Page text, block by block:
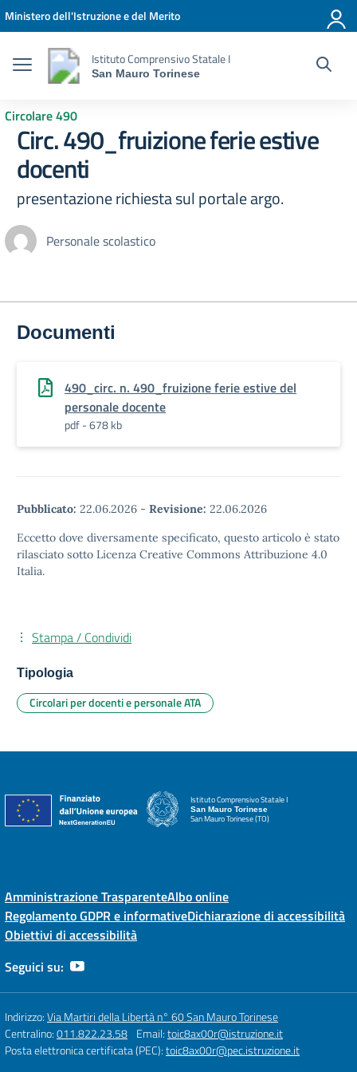
Vai ai contenuti
Vai al menu di navigazione
Vai al footer
Ministero dell'Istruzione e del Merito
Istituto Comprensivo Statale I
San Mauro Torinese
Circolare 490
Circ. 490_fruizione ferie estive
docenti
presentazione richiesta sul portale argo.
Personale scolastico
Documenti
490_circ. n. 490_fruizione ferie estive del
personale docente
pdf - 678 kb
Pubblicato: 22.06.2026 - Revisione: 22.06.2026
Eccetto dove diversamente specificato, questo articolo è stato
rilasciato sotto Licenza Creative Commons Attribuzione 4.0
Italia.
Stampa / Condividi
Tipologia
Circolari per docenti e personale ATA
Istituto Comprensivo Statale I
San Mauro Torinese
San Mauro Torinese (TO)
Amministrazione TrasparenteAlbo online
Regolamento GDPR e informativeDichiarazione di accessibilità
Obiettivi di accessibilità
Seguici su:
Indirizzo:Via Martiri della Libertà n° 60 San Mauro Torinese
Centralino:011.822.23.58 Email:toic8ax00r@istruzione.it
Posta elettronica certificata (PEC):toic8ax00r@pec.istruzione.it